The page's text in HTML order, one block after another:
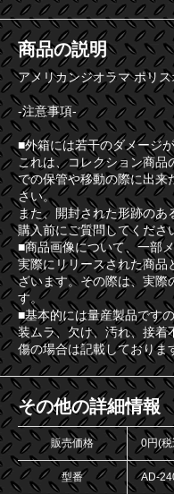
商品の説明
アメリカンジオラマ ポリ
-注意事項-
■外箱には若干のダメージ
これは、コレクション商品
での保管や移動の際に出来
さい。
また、開封された形跡のあ
購入前にご質問してくださ
■商品画像について、一部
実際にリリースされた商品
ざいます。その際は、実際
す。
■基本的には量産製品です
装ムラ、欠け、汚れ、接着
傷の場合は記載しておりま
その他の詳細情報
販売価格 0円(
型番 AD-